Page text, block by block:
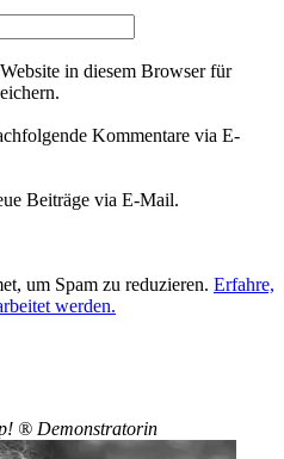
in diesem Browser für
Kommentare via E-
Beiträge via E-Mail.
um Spam zu reduzieren. Erfahre,
werden.
® Demonstratorin